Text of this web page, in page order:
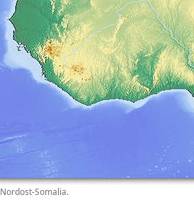
Nordost-Somalia.